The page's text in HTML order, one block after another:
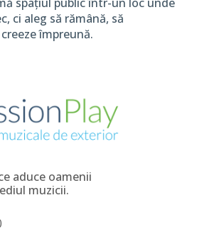
ci aleg să rămână, să
împreună.
aduce oamenii
muzicii.